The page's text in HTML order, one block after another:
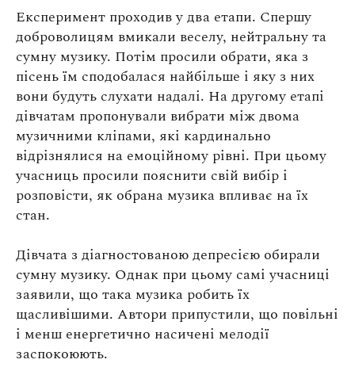
КРЕЗЮМЕ
Про сервіс
Експеримент проходив у два етапи. Спершу
доброволицям вмикали веселу, нейтральну та
сумну музику. Потім просили обрати, яка з
пісень їм сподобалася найбільше і яку з них
вони будуть слухати надалі. На другому етапі
дівчатам пропонували вибрати між двома
музичними кліпами, які кардинально
відрізнялися на емоційному рівні. При цьому
учасниць просили пояснити свій вибір і
розповісти, як обрана музика впливає на їх
стан.
Дівчата з діагностованою депресією обирали
сумну музику. Однак при цьому самі учасниці
заявили, що така музика робить їх
щасливішими. Автори припустили, що повільні
і менш енергетично насичені мелодії
заспокоюють.